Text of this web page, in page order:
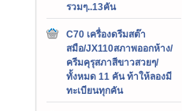
รวมๆ..13คัน
C70 เครื่องดรีมสต๊า
สมือ/JX110สภาพออกห้าง/
ครีมคุรุสภาสีขาวสวยๆ/
ทั้งหมด 11 คัน ท้าให้ลองมี
ทะเบียนทุกคัน